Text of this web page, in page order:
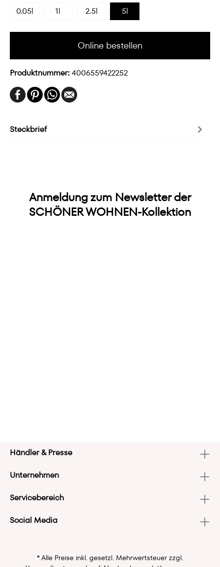
0.05l
1l 2.5l 5l
Online bestellen
Produktnummer:4006559422252
Steckbrief
Anmeldung zum Newsletter der
SCHÖNER WOHNEN-Kollektion
Händler & Presse
Unternehmen
Servicebereich
Social Media
* Alle Preise inkl. gesetzl. Mehrwertsteuer zzgl.